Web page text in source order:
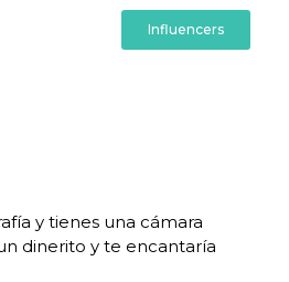
Influencers
y tienes una cámara
dinerito y te encantaría